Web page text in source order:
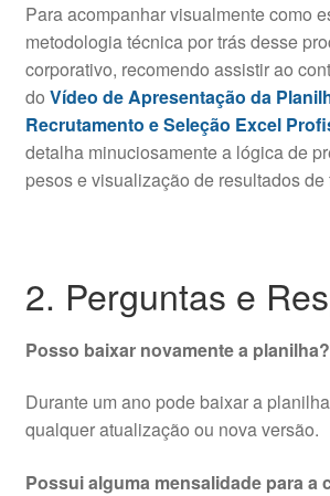
Para acompanhar visualmente como
metodologia técnica por trás desse
corporativo, recomendo assistir ao
do Vídeo de Apresentação da
Recrutamento e Seleção Excel
detalha minuciosamente a lógica de
pesos e visualização de resultados de
2. Perguntas e
Posso baixar novamente a planilha?
Durante um ano pode baixar a
qualquer atualização ou nova versão.
Possui alguma mensalidade para a